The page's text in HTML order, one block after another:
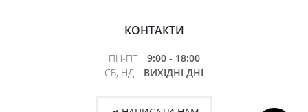
КОНТАКТИ
ПН-ПТ
9:00 - 18:00
СБ, НД
ВИХІДНІ ДНІ